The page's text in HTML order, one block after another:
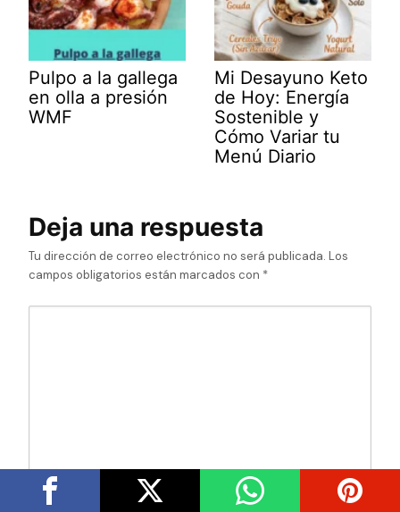
Pulpo a la gallega
en olla a presión
WMF
Mi Desayuno Keto
de Hoy: Energía
Sostenible y
Cómo Variar tu
Menú Diario
Deja una respuesta
Tu dirección de correo electrónico no será publicada. Los
campos obligatorios están marcados con *
NOMBRE